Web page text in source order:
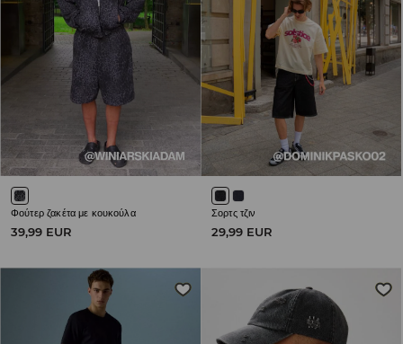
Φούτερ ζακέτα με κουκούλα
39,99 EUR
Σορτς τζιν
29,99 EUR